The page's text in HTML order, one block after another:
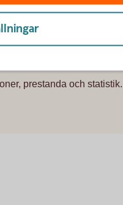
prestanda och statistik.